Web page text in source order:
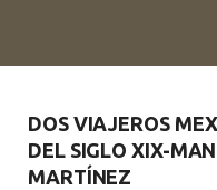
DOS VIAJEROS
DEL SIGLO XIX-
MARTÍNEZ